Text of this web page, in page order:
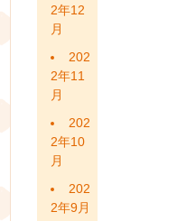
2年12
月
202
2年11
月
202
2年10
月
202
2年9月